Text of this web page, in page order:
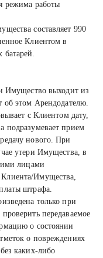
режима работы
составляет 990
Клиентом в
батарей.
Имущество выходит из
об этом Арендодателю.
с Клиентом дату,
подразумевает прием
нового. При
утери Имущества, в
лицами
Имущества,
штрафа.
только при
передаваемое
о состоянии
о повреждениях
каких-либо